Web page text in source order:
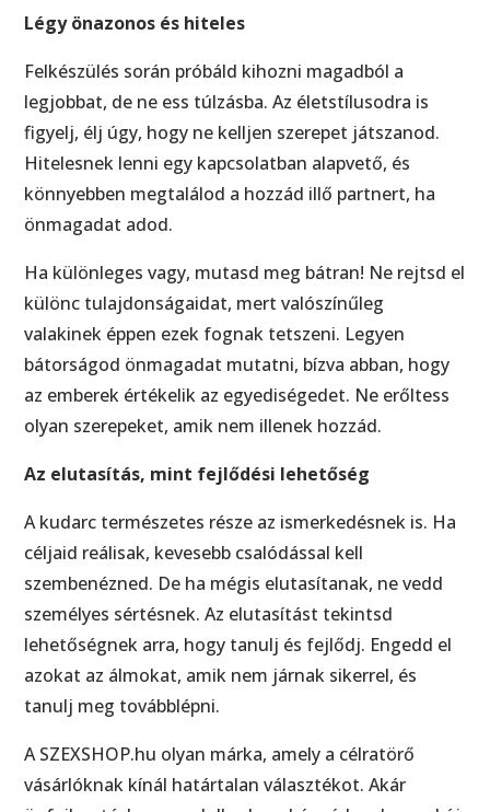
Légy önazonos és hiteles
Felkészülés során próbáld kihozni magadból a
legjobbat, de ne ess túlzásba. Az életstílusodra is
figyelj, élj úgy, hogy ne kelljen szerepet játszanod.
Hitelesnek lenni egy kapcsolatban alapvető, és
könnyebben megtalálod a hozzád illő partnert, ha
önmagadat adod.
Ha különleges vagy, mutasd meg bátran! Ne rejtsd el
különc tulajdonságaidat, mert valószínűleg
valakinek éppen ezek fognak tetszeni. Legyen
bátorságod önmagadat mutatni, bízva abban, hogy
az emberek értékelik az egyediségedet. Ne erőltess
olyan szerepeket, amik nem illenek hozzád.
Az elutasítás, mint fejlődési lehetőség
A kudarc természetes része az ismerkedésnek is. Ha
céljaid reálisak, kevesebb csalódással kell
szembenézned. De ha mégis elutasítanak, ne vedd
személyes sértésnek. Az elutasítást tekintsd
lehetőségnek arra, hogy tanulj és fejlődj. Engedd el
azokat az álmokat, amik nem járnak sikerrel, és
tanulj meg továbblépni.
A SZEXSHOP.hu olyan márka, amely a célratörő
vásárlóknak kínál határtalan választékot. Akár